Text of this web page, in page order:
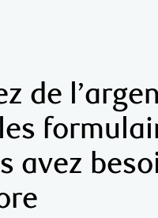
de
avez